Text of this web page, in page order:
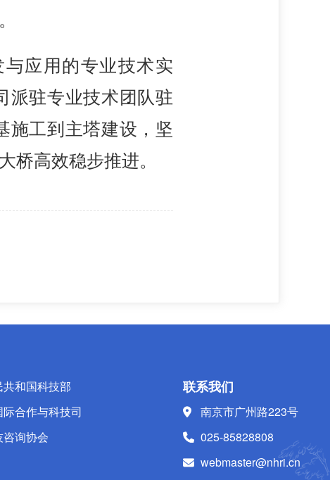
应用的专业技术实
派驻专业技术团队驻
施工到主塔建设，坚
高效稳步推进。
共和国科技部
合作与科技司
询协会
联系我们
南京市广州路223号
025-85828808
webmaster@nhri.cn